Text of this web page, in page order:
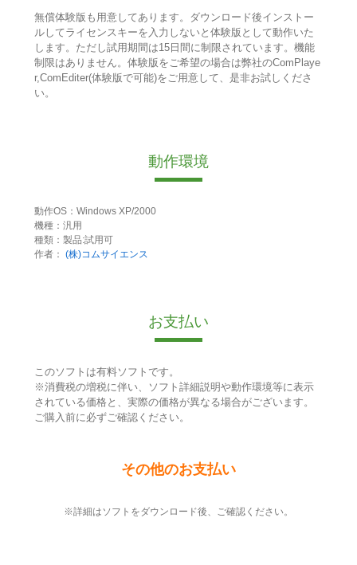
無償体験版も用意してあります。ダウンロード後インストー
ルしてライセンスキーを入力しないと体験版として動作いた
します。ただし試用期間は15日間に制限されています。機能
制限はありません。体験版をご希望の場合は弊社のComPlaye
r,ComEditer(体験版で可能)をご用意して、是非お試しくださ
い。
動作環境
動作OS：Windows XP/2000
機種：汎用
種類：製品:試用可
作者： (株)コムサイエンス
お支払い
このソフトは有料ソフトです。
※消費税の増税に伴い、ソフト詳細説明や動作環境等に表示
されている価格と、実際の価格が異なる場合がございます。
ご購入前に必ずご確認ください。
その他のお支払い
※詳細はソフトをダウンロード後、ご確認ください。